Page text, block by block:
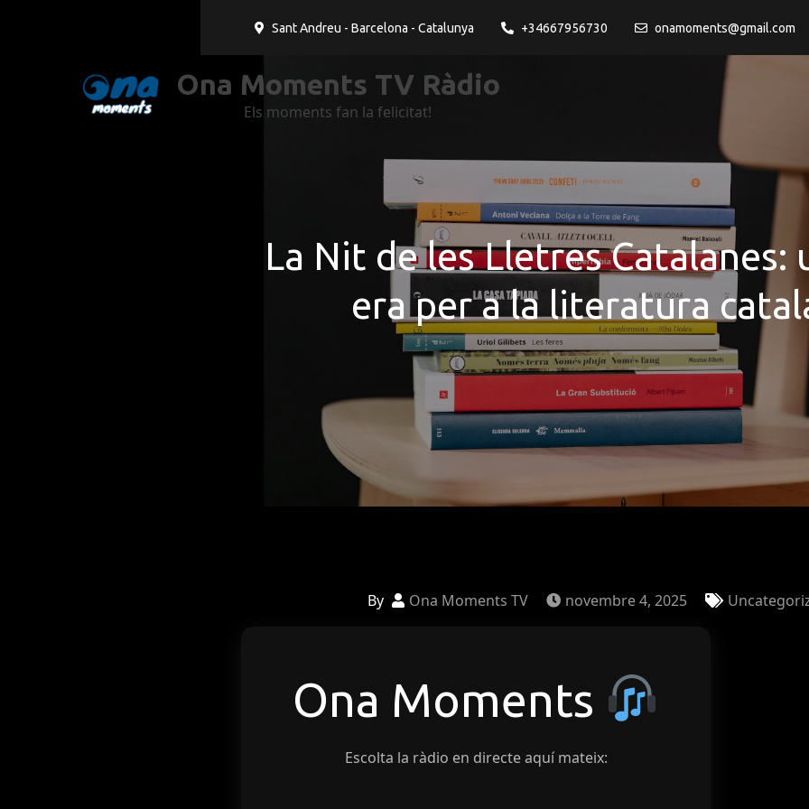
Sant Andreu - Barcelona - Catalunya +34667956730 onamoments@gmail.com
Ona Moments TV Ràdio
Els moments fan la felicitat!
La Nit de les Lletres Catalanes:
era per a la literatura
By Ona Moments TV novembre 4, 2025
Ona Moments
Escolta la ràdio en directe aquí mateix: